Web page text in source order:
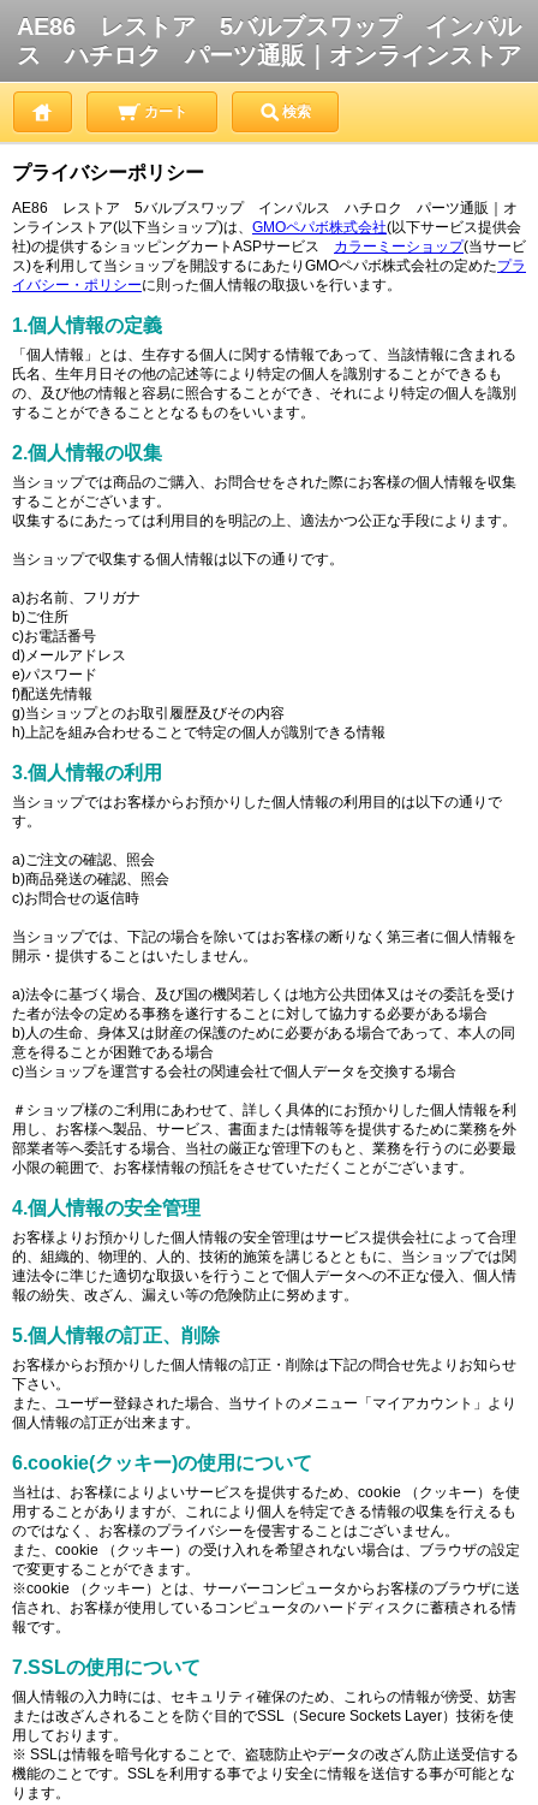
AE86 レストア 5バルブスワップ インパル
ス ハチロク パーツ通販｜オンラインストア
カート 検索
プライバシーポリシー
AE86 レストア 5バルブスワップ インパルス ハチロク パーツ通販｜オ
ンラインストア(以下当ショップ)は、 GMOペパボ株式会社(以下サービス提供会
社)の提供するショッピングカートASPサービス カラーミーショップ(当サービ
ス)を利用して当ショップを開設するにあたりGMOペパボ株式会社の定めたプラ
イバシー・ポリシーに則った個人情報の取扱いを行います。
1.個人情報の定義
「個人情報」とは、生存する個人に関する情報であって、当該情報に含まれる
氏名、生年月日その他の記述等により特定の個人を識別することができるも
の、及び他の情報と容易に照合することができ、それにより特定の個人を識別
することができることとなるものをいいます。
2.個人情報の収集
当ショップでは商品のご購入、お問合せをされた際にお客様の個人情報を収集
することがございます。
収集するにあたっては利用目的を明記の上、適法かつ公正な手段によります。
当ショップで収集する個人情報は以下の通りです。
a)お名前、フリガナ
b)ご住所
c)お電話番号
d)メールアドレス
e)パスワード
f)配送先情報
g)当ショップとのお取引履歴及びその内容
h)上記を組み合わせることで特定の個人が識別できる情報
3.個人情報の利用
当ショップではお客様からお預かりした個人情報の利用目的は以下の通りで
す。
a)ご注文の確認、照会
b)商品発送の確認、照会
c)お問合せの返信時
当ショップでは、下記の場合を除いてはお客様の断りなく第三者に個人情報を
開示・提供することはいたしません。
a)法令に基づく場合、及び国の機関若しくは地方公共団体又はその委託を受け
た者が法令の定める事務を遂行することに対して協力する必要がある場合
b)人の生命、身体又は財産の保護のために必要がある場合であって、本人の同
意を得ることが困難である場合
c)当ショップを運営する会社の関連会社で個人データを交換する場合
＃ショップ様のご利用にあわせて、詳しく具体的にお預かりした個人情報を利
用し、お客様へ製品、サービス、書面または情報等を提供するために業務を外
部業者等へ委託する場合、当社の厳正な管理下のもと、業務を行うのに必要最
小限の範囲で、お客様情報の預託をさせていただくことがございます。
4.個人情報の安全管理
お客様よりお預かりした個人情報の安全管理はサービス提供会社によって合理
的、組織的、物理的、人的、技術的施策を講じるとともに、当ショップでは関
連法令に準じた適切な取扱いを行うことで個人データへの不正な侵入、個人情
報の紛失、改ざん、漏えい等の危険防止に努めます。
5.個人情報の訂正、削除
お客様からお預かりした個人情報の訂正・削除は下記の問合せ先よりお知らせ
下さい。
また、ユーザー登録された場合、当サイトのメニュー「マイアカウント」より
個人情報の訂正が出来ます。
6.cookie(クッキー)の使用について
当社は、お客様によりよいサービスを提供するため、cookie （クッキー）を使
用することがありますが、これにより個人を特定できる情報の収集を行えるも
のではなく、お客様のプライバシーを侵害することはございません。
また、cookie （クッキー）の受け入れを希望されない場合は、ブラウザの設定
で変更することができます。
※cookie （クッキー）とは、サーバーコンピュータからお客様のブラウザに送
信され、お客様が使用しているコンピュータのハードディスクに蓄積される情
報です。
7.SSLの使用について
個人情報の入力時には、セキュリティ確保のため、これらの情報が傍受、妨害
または改ざんされることを防ぐ目的でSSL（Secure Sockets Layer）技術を使
用しております。
※ SSLは情報を暗号化することで、盗聴防止やデータの改ざん防止送受信する
機能のことです。SSLを利用する事でより安全に情報を送信する事が可能とな
ります。